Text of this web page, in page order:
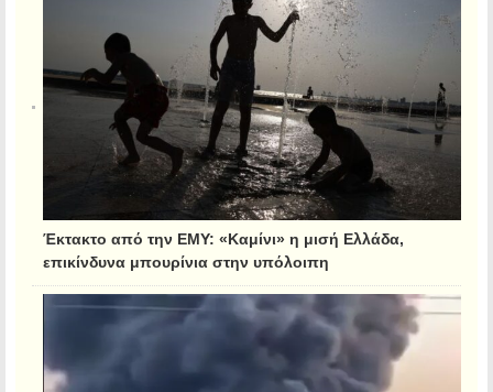
Έκτακτο από την ΕΜΥ: «Καμίνι» η μισή Ελλάδα,
επικίνδυνα μπουρίνια στην υπόλοιπη